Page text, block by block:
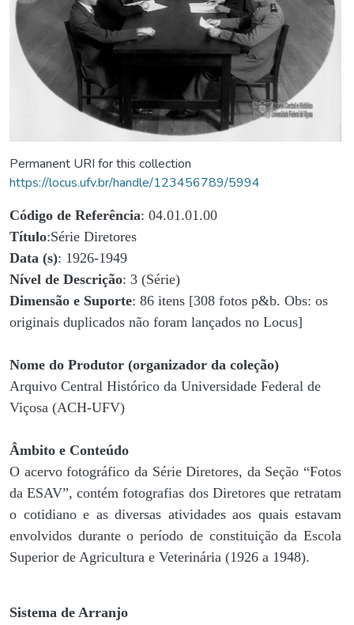
Permanent URI for this collection
https://locus.ufv.br/handle/123456789/5994
Código de Referência: 04.01.01.00
Título:Série Diretores
Data (s): 1926-1949
Nível de Descrição: 3 (Série)
Dimensão e Suporte: 86 itens [308 fotos p&b. Obs: os
originais duplicados não foram lançados no Locus]
Nome do Produtor (organizador da coleção)
Arquivo Central Histórico da Universidade Federal de
Viçosa (ACH-UFV)
Âmbito e Conteúdo
O acervo fotográfico da Série Diretores, da Seção “Fotos
da ESAV”, contém fotografias dos Diretores que retratam
o cotidiano e as diversas atividades aos quais estavam
envolvidos durante o período de constituição da Escola
Superior de Agricultura e Veterinária (1926 a 1948).
Sistema de Arranjo